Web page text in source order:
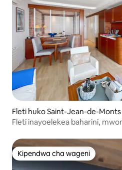
Fleti huko Saint-Jean-de-Monts
Fleti inayoelekea baharini,
Kipendwa cha wageni
Kipendwa cha wageni